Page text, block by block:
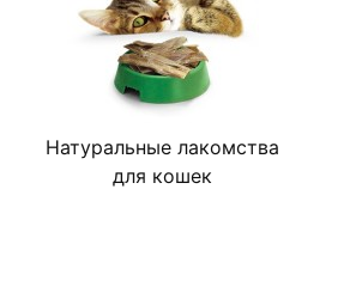
Натуральные лакомства
для кошек